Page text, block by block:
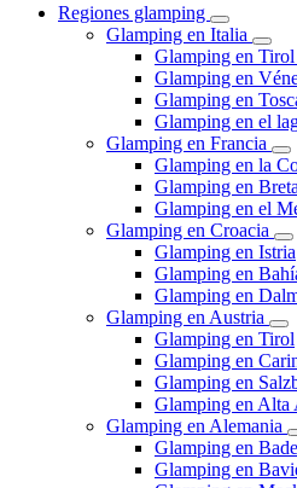
Regiones glamping
Glamping en Italia
Glamping en
Glamping en
Glamping en
Glamping en el
Glamping en Francia
Glamping en la
Glamping en
Glamping en el
Glamping en Croacia
Glamping en Istria
Glamping en
Glamping en
Glamping en Austria
Glamping en Tirol
Glamping en
Glamping en
Glamping en Alta
Glamping en Alemania
Glamping en
Glamping en